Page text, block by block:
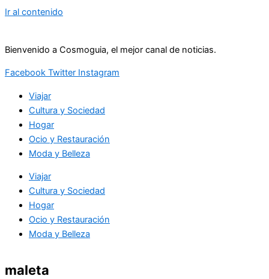
Ir al contenido
Bienvenido a Cosmoguia, el mejor canal de noticias.
Facebook Twitter Instagram
Viajar
Cultura y Sociedad
Hogar
Ocio y Restauración
Moda y Belleza
Viajar
Cultura y Sociedad
Hogar
Ocio y Restauración
Moda y Belleza
maleta